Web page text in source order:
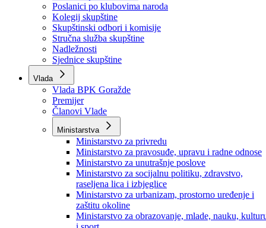
Skupština BPK Goražde
Rukovodstvo
Poslanici po strankama
Poslanici po klubovima naroda
Kolegij skupštine
Skupštinski odbori i komisije
Stručna služba skupštine
Nadležnosti
Sjednice skupštine
Vlada
Vlada BPK Goražde
Premijer
Članovi Vlade
Ministarstva
Ministarstvo za privredu
Ministarstvo za pravosuđe, upravu i radne odnose
Ministarstvo za unutrašnje poslove
Ministarstvo za socijalnu politiku, zdravstvo,
raseljena lica i izbjeglice